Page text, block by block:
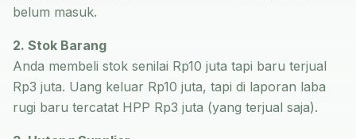
belum masuk.
2. Stok Barang
Anda membeli stok senilai Rp10 juta tapi baru terjual
Rp3 juta. Uang keluar Rp10 juta, tapi di laporan laba
rugi baru tercatat HPP Rp3 juta (yang terjual saja).